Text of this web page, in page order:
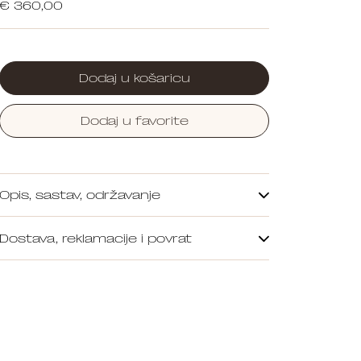
€ 360,00
Dodaj u košaricu
Dodaj u favorite
Opis, sastav, održavanje
Dostava, reklamacije i povrat